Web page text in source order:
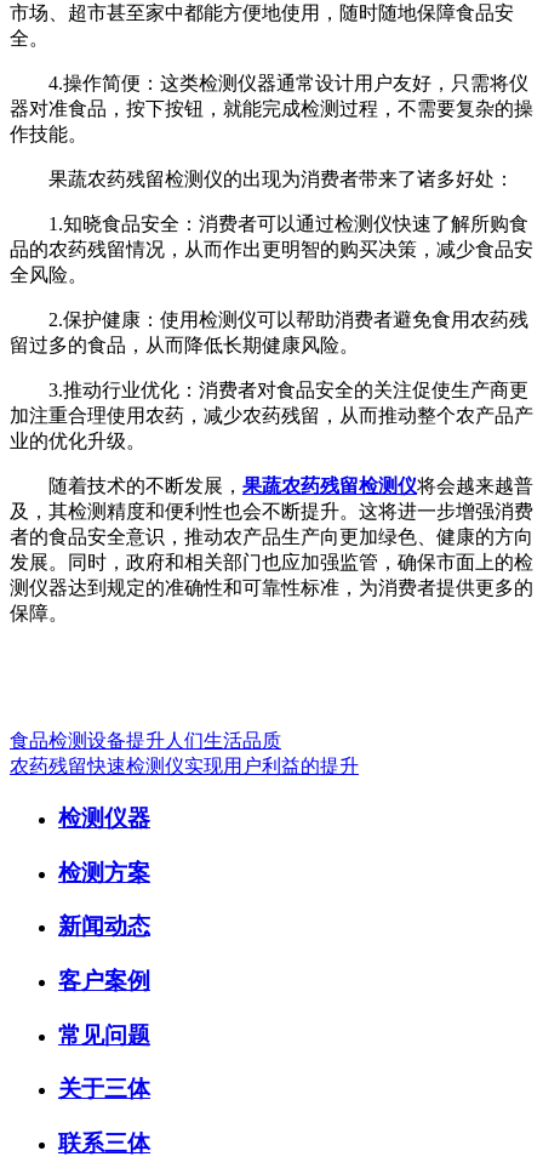
市场、超市甚至家中都能方便地使用，随时随地保障食品安
全。
4.操作简便：这类检测仪器通常设计用户友好，只需将仪
器对准食品，按下按钮，就能完成检测过程，不需要复杂的操
作技能。
果蔬农药残留检测仪的出现为消费者带来了诸多好处：
1.知晓食品安全：消费者可以通过检测仪快速了解所购食
品的农药残留情况，从而作出更明智的购买决策，减少食品安
全风险。
2.保护健康：使用检测仪可以帮助消费者避免食用农药残
留过多的食品，从而降低长期健康风险。
3.推动行业优化：消费者对食品安全的关注促使生产商更
加注重合理使用农药，减少农药残留，从而推动整个农产品产
业的优化升级。
随着技术的不断发展， 果蔬农药残留检测仪将会越来越普
及，其检测精度和便利性也会不断提升。这将进一步增强消费
者的食品安全意识，推动农产品生产向更加绿色、健康的方向
发展。同时，政府和相关部门也应加强监管，确保市面上的检
测仪器达到规定的准确性和可靠性标准，为消费者提供更多的
保障。
食品检测设备提升人们生活品质
农药残留快速检测仪实现用户利益的提升
检测仪器
检测方案
新闻动态
客户案例
常见问题
关于三体
联系三体